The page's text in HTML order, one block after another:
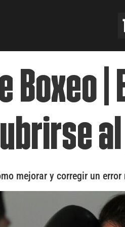
Boxeo
mejorar y corregir un